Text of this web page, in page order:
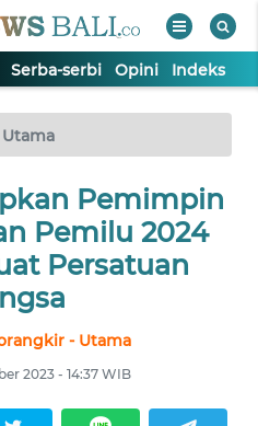
Serba-serbi Opini Indeks
Utama
Pemimpin
Pemilu 2024
Persatuan
- Utama
2023 - 14:37 WIB